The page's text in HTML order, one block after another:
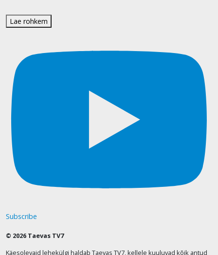
Lae rohkem
Subscribe
© 2026 Taevas TV7
Käesolevaid lehekülgi haldab Taevas TV7, kellele kuuluvad kõik antud